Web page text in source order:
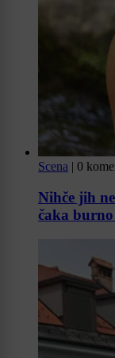
Scena | 0
Nihče jih
čaka